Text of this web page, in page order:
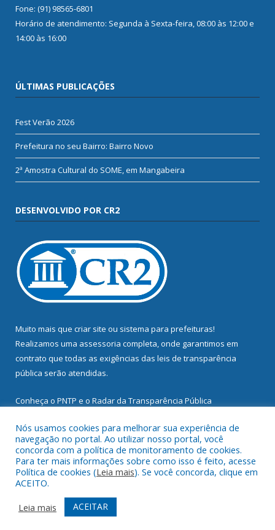
Fone: (91) 98565-6801
Horário de atendimento: Segunda à Sexta-feira, 08:00 às 12:00 e
14:00 às 16:00
ÚLTIMAS PUBLICAÇÕES
Fest Verão 2026
Prefeitura no seu Bairro: Bairro Novo
2ª Amostra Cultural do SOME, em Mangabeira
DESENVOLVIDO POR CR2
Muito mais que criar site ou sistema para prefeituras!
Realizamos uma assessoria completa, onde garantimos em
contrato que todas as exigências das leis de transparência
pública serão atendidas.
Conheça o PNTP e o Radar da Transparência Pública
Todos os direitos reservados a Prefeitura Municipal de
Mocajuba.
Mapa do Site
Acessar Área Administrativa
Acessar Webmail
Nós usamos cookies para melhorar sua experiência de
navegação no portal. Ao utilizar nosso portal, você
concorda com a política de monitoramento de cookies.
Para ter mais informações sobre como isso é feito, acesse
Política de cookies (Leia mais). Se você concorda, clique em
ACEITO.
Leia mais
ACEITAR